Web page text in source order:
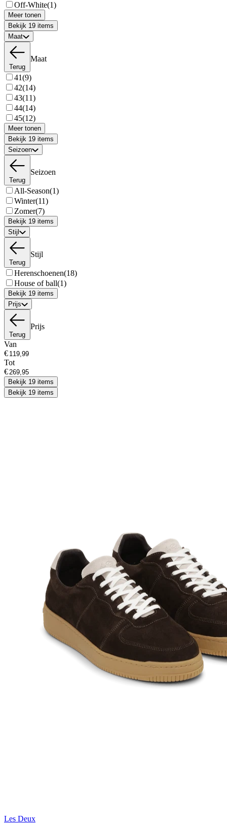
Off-White(1)
Meer tonen
Bekijk 19 items
Maat
Terug
Maat
41(9)
42(14)
43(11)
44(14)
45(12)
Meer tonen
Bekijk 19 items
Seizoen
Terug
Seizoen
All-Season(1)
Winter(11)
Zomer(7)
Bekijk 19 items
Stijl
Terug
Stijl
Herenschoenen(18)
House of ball(1)
Bekijk 19 items
Prijs
Terug
Prijs
Van
€
Tot
€
Bekijk 19 items
Bekijk 19 items
Les Deux